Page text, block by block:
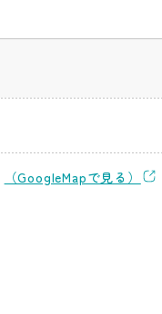
（GoogleMapで見る）